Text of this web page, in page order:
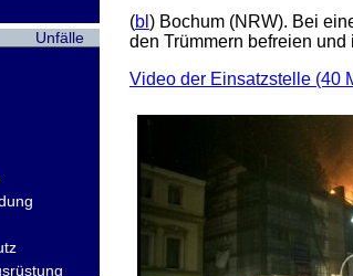
Unfälle
(bl ) Bochum (NRW). Bei
den Trümmern befreien
Video der Einsatzstelle (40